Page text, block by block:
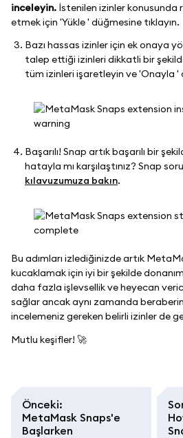
inceleyin. İstenilen izinler
etmek için 'Yükle ' düğmesine tıklayın.
Bazı hassas izinler için ek onaya
talep ettiği izinleri dikkatli bir
tüm izinleri işaretleyin ve 'Onayla '
Başarılı! Snap artık başarılı bir
hatayla mı karşılaştınız? Snap
kılavuzumuza bakın.
Bu adımları izlediğinizde artık
kucaklamak için iyi bir şekilde
daha fazla işlevsellik ve heyecan
sağlar ancak aynı zamanda
incelemeniz gereken belirli izinler de
Mutlu keşifler! 🚀
Önceki:
MetaMask Snaps'e
Başlarken